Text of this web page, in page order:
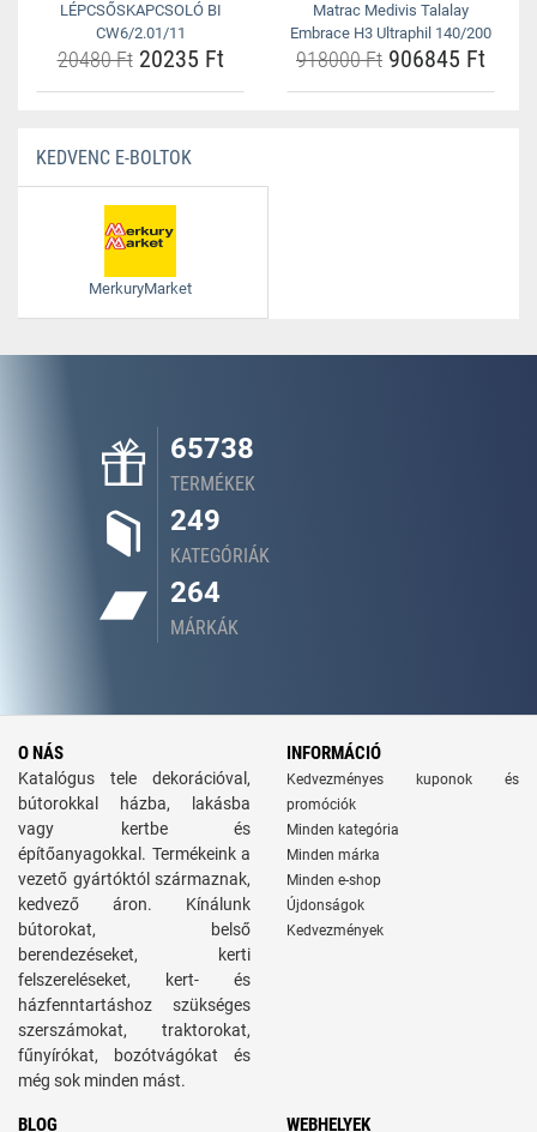
LÉPCSŐSKAPCSOLÓ BI
CW6/2.01/11
20480 Ft20235 Ft
Matrac Medivis Talalay
Embrace H3 Ultraphil 140/200
918000 Ft 906845 Ft
KEDVENC E-BOLTOK
MerkuryMarket
65738
TERMÉKEK
249
KATEGÓRIÁK
264
MÁRKÁK
O NÁS
Katalógus tele dekorációval,
bútorokkal házba, lakásba
vagy kertbe és
építőanyagokkal. Termékeink a
vezető gyártóktól származnak,
kedvező áron. Kínálunk
bútorokat, belső
berendezéseket, kerti
felszereléseket, kert- és
házfenntartáshoz szükséges
szerszámokat, traktorokat,
fűnyírókat, bozótvágókat és
még sok minden mást.
INFORMÁCIÓ
Kedvezményes kuponok és
promóciók
Minden kategória
Minden márka
Minden e-shop
Újdonságok
Kedvezmények
BLOG WEBHELYEK